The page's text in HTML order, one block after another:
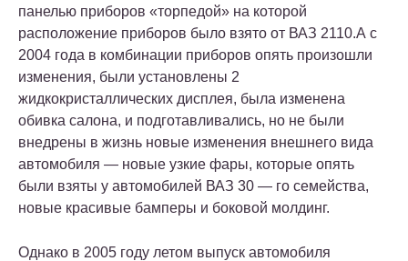
панелью приборов «торпедой» на которой
расположение приборов было взято от ВАЗ 2110.А с
2004 года в комбинации приборов опять произошли
изменения, были установлены 2
жидкокристаллических дисплея, была изменена
обивка салона, и подготавливались, но не были
внедрены в жизнь новые изменения внешнего вида
автомобиля — новые узкие фары, которые опять
были взяты у автомобилей ВАЗ 30 — го семейства,
новые красивые бамперы и боковой молдинг.
Однако в 2005 году летом выпуск автомобиля